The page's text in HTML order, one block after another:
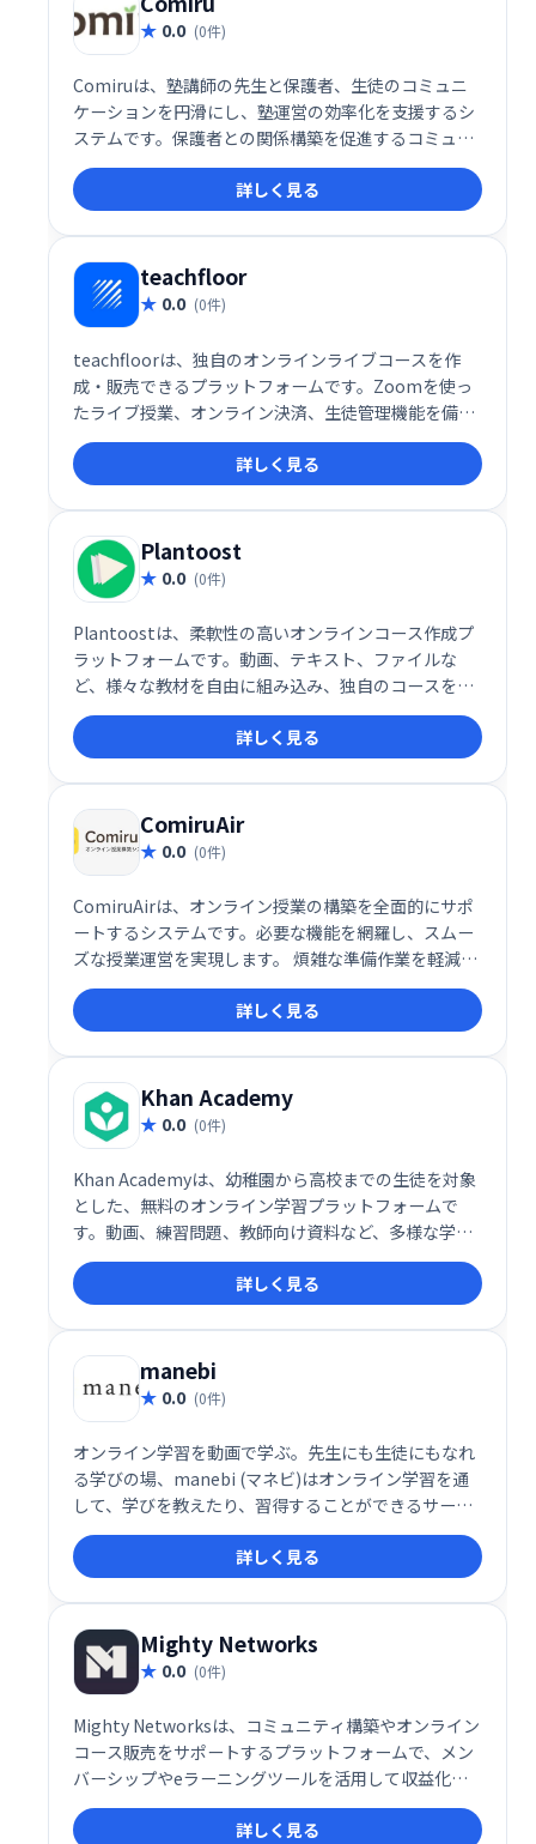
0.0 (0件)
Comiruは、塾講師の先生と保護者、生徒のコミュニ
ケーションを円滑にし、塾運営の効率化を支援するシ
ステムです。保護者との関係構築を促進するコミュニ
ケーション機能と、業務改善機能を提供することで、
先生は生徒により深く向き合い、質の高い教育を提供
できます。
詳しく見る
teachfloor
0.0 (0件)
teachfloorは、独自のオンラインライブコースを作
成・販売できるプラットフォームです。Zoomを使っ
たライブ授業、オンライン決済、生徒管理機能を備
え、手軽にオンライン講座を始められます。ブランド
を活かしたコース展開で、生徒獲得とビジネス拡大を
サポートします。
詳しく見る
Plantoost
0.0 (0件)
Plantoostは、柔軟性の高いオンラインコース作成プ
ラットフォームです。動画、テキスト、ファイルな
ど、様々な教材を自由に組み込み、独自のコースを設
計できます。価格設定やコンテンツ配信も自由にカス
タマイズ可能。生徒には、Q&A、クイズ、進捗レポー
ト、修了証書を提供し、効果的な学習を支援します。
詳しく見る
ComiruAir
0.0 (0件)
ComiruAirは、オンライン授業の構築を全面的にサポ
ートするシステムです。必要な機能を網羅し、スムー
ズな授業運営を実現します。 煩雑な準備作業を軽減
し、効率的な教育環境構築を支援します。
詳しく見る
Khan Academy
0.0 (0件)
Khan Academyは、幼稚園から高校までの生徒を対象
とした、無料のオンライン学習プラットフォームで
す。動画、練習問題、教師向け資料など、多様な学習
リソースを提供し、様々な科目の学習をサポートしま
す。毎月4000万人以上の生徒が利用しており、補足学
習や家庭学習に最適です。寄付によって運営されてい
る非営利団体です。
詳しく見る
manebi
0.0 (0件)
オンライン学習を動画で学ぶ。先生にも生徒にもなれ
る学びの場、manebi (マネビ)はオンライン学習を通
して、学びを教えたり、習得することができるサービ
ス
詳しく見る
Mighty Networks
0.0 (0件)
Mighty Networksは、コミュニティ構築やオンライン
コース販売をサポートするプラットフォームで、メン
バーシップやeラーニングツールを活用して収益化が
可能です。
詳しく見る